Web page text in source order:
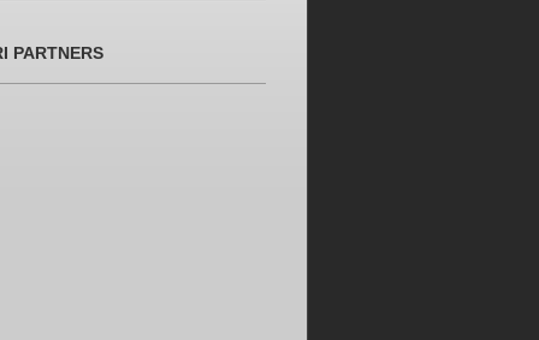
PARTNERS